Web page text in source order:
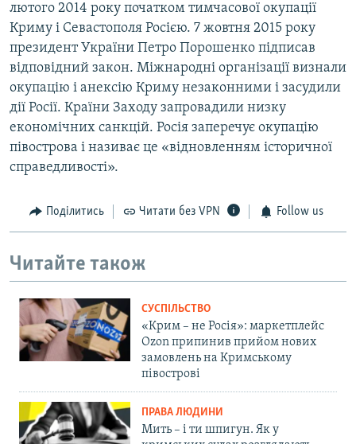
лютого 2014 року початком тимчасової окупації
Криму і Севастополя Росією. 7 жовтня 2015 року
президент України Петро Порошенко підписав
відповідний закон. Міжнародні організації визнали
окупацію і анексію Криму незаконними і засудили
дії Росії. Країни Заходу запровадили низку
економічних санкцій. Росія заперечує окупацію
півострова і називає це «відновленням історичної
справедливості».
Поділитись Читати без VPN Follow us
Читайте також
СУСПІЛЬСТВО
«Крим – не Росія»: маркетплейс
Ozon припинив прийом нових
замовлень на Кримському
півострові
ПРАВА ЛЮДИНИ
Мить – і ти шпигун. Як у